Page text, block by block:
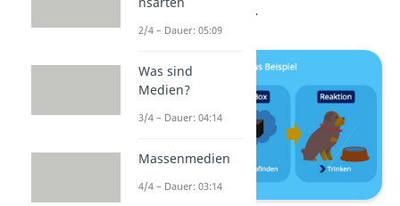
außen sehen kannst.
2/4 – Dauer: 05:09
Was sind
Medien?
3/4 – Dauer: 04:14
Massenmedien
4/4 – Dauer: 03:14